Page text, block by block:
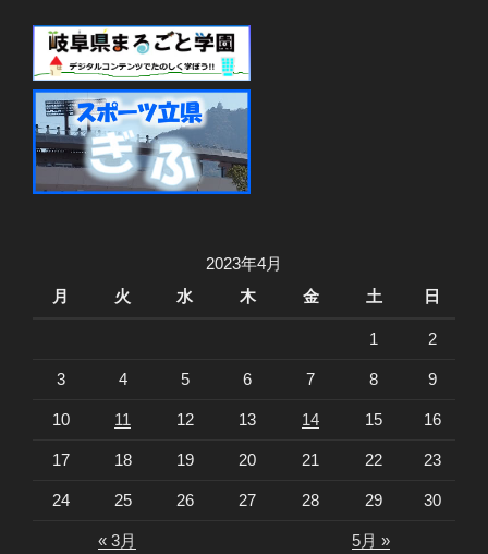
2023年4月
月
火 水 木 金 土 日
1 2
3 4 5 6 7 8 9
10 11 12 13 14 15 16
17 18 19 20 21 22 23
24 25 26 27 28 29 30
« 3月 5月 »